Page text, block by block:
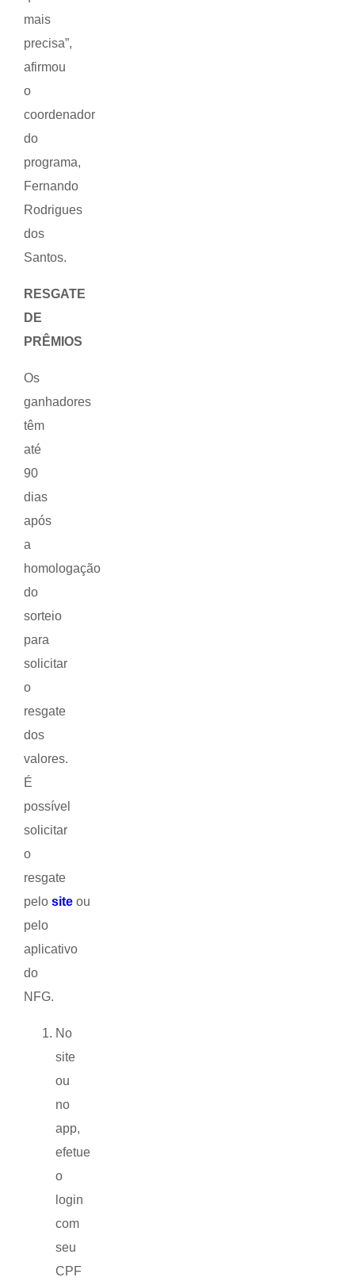
mais
precisa”,
afirmou
o
coordenador
do
programa,
Fernando
Rodrigues
dos
Santos.
RESGATE
DE
PRÊMIOS
Os
ganhadores
têm
até
90
dias
após
a
homologação
do
sorteio
para
solicitar
o
resgate
dos
valores.
É
possível
solicitar
o
resgate
pelo site ou
pelo
aplicativo
do
NFG.
No
site
ou
no
app,
efetue
o
login
com
seu
CPF